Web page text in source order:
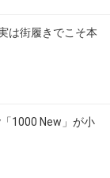
は街履きでこそ本
1000 New」が小